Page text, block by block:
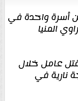
من أسرة واحدة في
المنيا
بقتل عامل خلال
نارية في